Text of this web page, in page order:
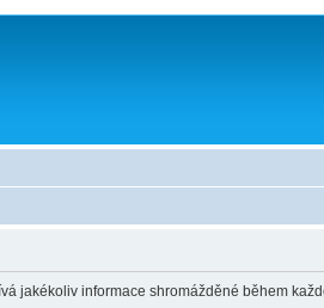
jakékoliv informace shromážděné během